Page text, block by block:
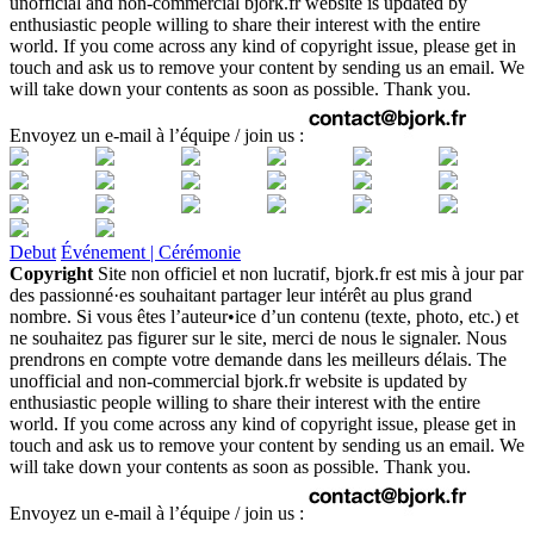
enthusiastic people willing to share their interest with the entire
world. If you come across any kind of copyright issue, please get in
touch and ask us to remove your content by sending us an email. We
will take down your contents as soon as possible. Thank you.
Envoyez un e-mail à l’équipe / join us :
Debut Événement | Cérémonie
Copyright Site non officiel et non lucratif, bjork.fr est mis à jour par
des passionné·es souhaitant partager leur intérêt au plus grand
nombre. Si vous êtes l’auteur•ice d’un contenu (texte, photo, etc.) et
ne souhaitez pas figurer sur le site, merci de nous le signaler. Nous
prendrons en compte votre demande dans les meilleurs délais. The
unofficial and non-commercial bjork.fr website is updated by
enthusiastic people willing to share their interest with the entire
world. If you come across any kind of copyright issue, please get in
touch and ask us to remove your content by sending us an email. We
will take down your contents as soon as possible. Thank you.
Envoyez un e-mail à l’équipe / join us :